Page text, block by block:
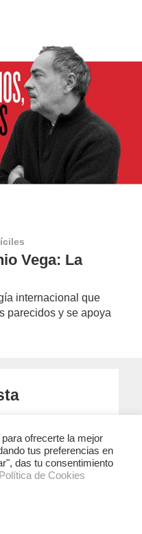
Vega: La
internacional que
parecidos y se apoya
no será publicada. Los
con*
ofrecerte la mejor
tus preferencias en
das tu consentimiento
Política de Cookies